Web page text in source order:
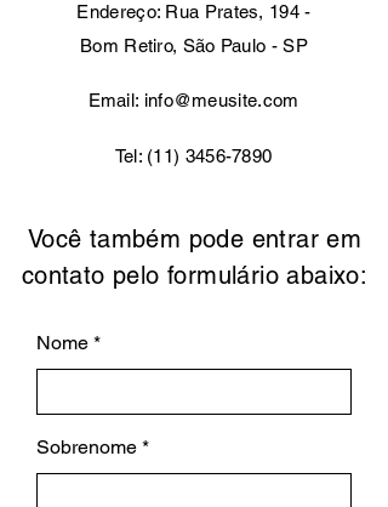
Endereço: Rua Prates, 194 -
Bom Retiro, São Paulo - SP
Email: info@meusite.com
Tel: (11) 3456-7890
Você também pode entrar em
contato pelo formulário abaixo:
Nome
Sobrenome